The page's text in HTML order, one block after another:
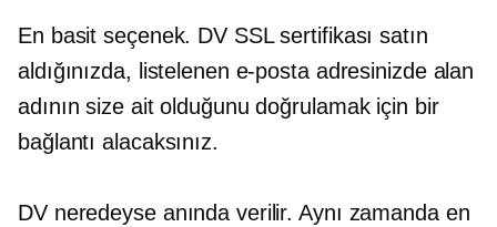
En basit seçenek. DV SSL sertifikası satın
aldığınızda, listelenen e-posta adresinizde alan
adının size ait olduğunu doğrulamak için bir
bağlantı alacaksınız.
DV neredeyse anında verilir. Aynı zamanda en